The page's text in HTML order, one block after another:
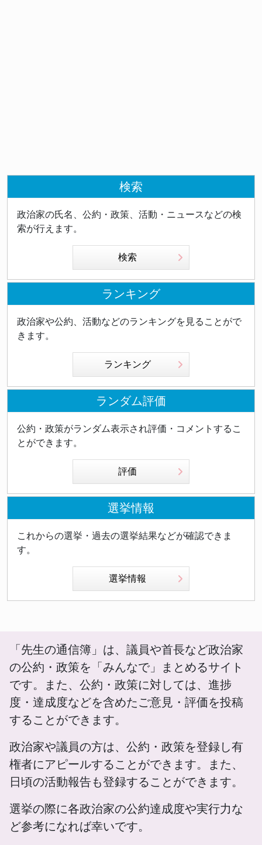
検索
政治家の氏名、公約・政策、活動・ニュースなどの検
索が行えます。
検索
ランキング
政治家や公約、活動などのランキングを見ることがで
きます。
ランキング
ランダム評価
公約・政策がランダム表示され評価・コメントするこ
とができます。
評価
選挙情報
これからの選挙・過去の選挙結果などが確認できま
す。
選挙情報
「先生の通信簿」は、議員や首長など政治家
の公約・政策を「みんなで」まとめるサイト
です。また、公約・政策に対しては、進捗
度・達成度などを含めたご意見・評価を投稿
することができます。
政治家や議員の方は、公約・政策を登録し有
権者にアピールすることができます。また、
日頃の活動報告も登録することができます。
選挙の際に各政治家の公約達成度や実行力な
ど参考になれば幸いです。